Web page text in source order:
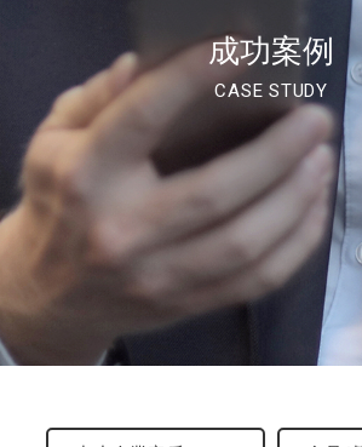
成功案例
CASE STUDY